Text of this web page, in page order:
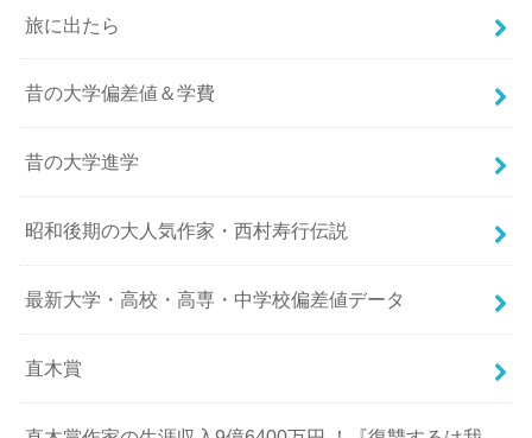
旅に出たら
昔の大学偏差値＆学費
昔の大学進学
昭和後期の大人気作家・西村寿行伝説
最新大学・高校・高専・中学校偏差値データ
直木賞